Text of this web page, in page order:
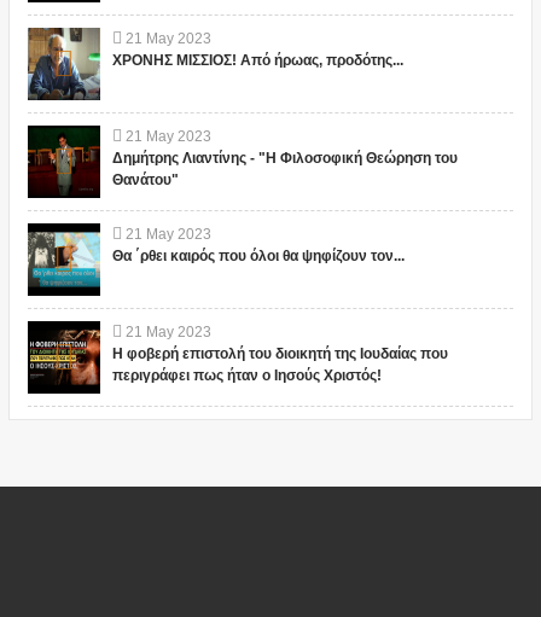
21 May 2023
ΧΡΟΝΗΣ ΜΙΣΣΙΟΣ! Από ήρωας, προδότης...
21 May 2023
Δημήτρης Λιαντίνης - "Η Φιλοσοφική Θεώρηση του
Θανάτου"
21 May 2023
Θα ΄ρθει καιρός που όλοι θα ψηφίζουν τον...
21 May 2023
Η φοβερή επιστολή του διοικητή της Ιουδαίας που
περιγράφει πως ήταν ο Ιησούς Χριστός!